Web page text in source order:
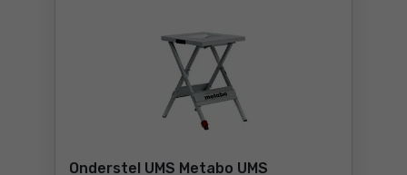
Onderstel UMS Metabo UMS